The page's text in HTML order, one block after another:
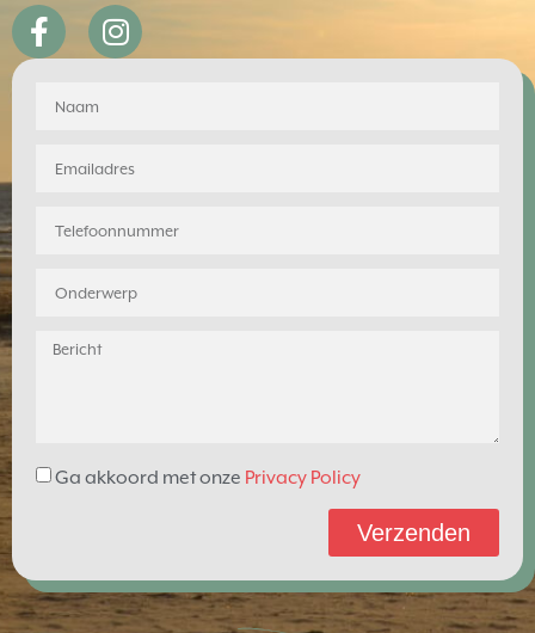
Ga akkoord met onze Privacy Policy
Verzenden